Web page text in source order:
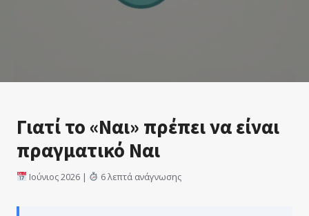
Γιατί το «Ναι» πρέπει να είναι
πραγματικό Ναι
Ιούνιος 2026 | 6 λεπτά ανάγνωσης